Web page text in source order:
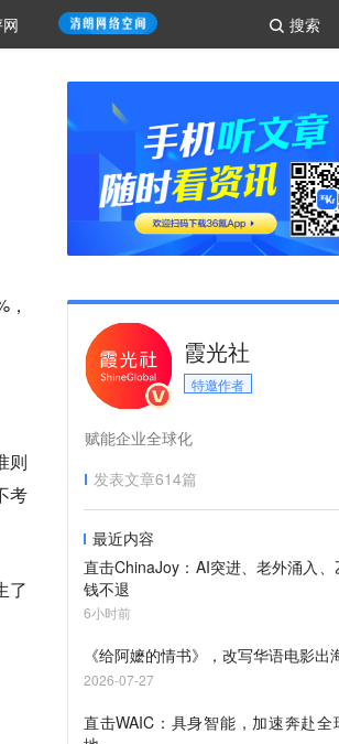
搜索
则
考
了
霞光社
特邀作者
赋能企业全球化
发表文章614篇
最近内容
直击ChinaJoy：AI突进、老外涌入、
钱不退
6小时前
《给阿嬷的情书》，改写华语电影出
2026-07-27
直击WAIC：具身智能，加速奔赴全